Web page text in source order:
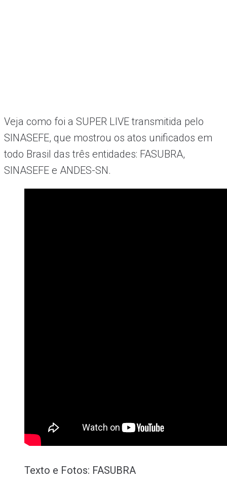
Veja como foi a SUPER LIVE transmitida pelo
SINASEFE, que mostrou os atos unificados em
todo Brasil das três entidades: FASUBRA,
SINASEFE e ANDES-SN.
Texto e Fotos: FASUBRA